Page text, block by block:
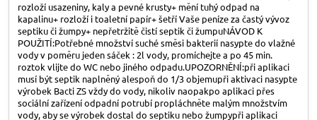
rozloží usazeniny, kaly a pevné krusty+ mění tuhý odpad na
kapalinu+ rozloží i toaletní papír+ šetří Vaše peníze za častý vývoz
septiku či žumpy+ nepřetržitě čistí septik či žumpuNÁVOD K
POUŽITÍ:Potřebné množství suché směsi bakterií nasypte do vlažné
vody v poměru jeden sáček : 2l vody, promíchejte a po 45 min.
roztok vlijte do WC nebo jiného odpadu.UPOZORNĚNÍ:při aplikaci
musí být septik naplněný alespoň do 1/3 objemupři aktivaci nasypte
výrobek Bacti ZS vždy do vody, nikoliv naopakpo aplikaci přes
sociální zařízení odpadní potrubí propláchněte malým množstvím
vody, aby se výrobek dostal do septiku nebo žumpypři aplikaci